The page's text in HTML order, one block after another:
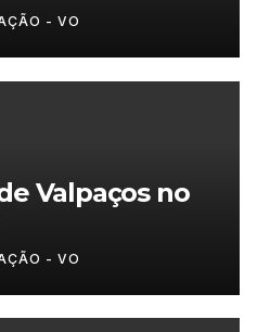
- VO
Valpaços no
- VO